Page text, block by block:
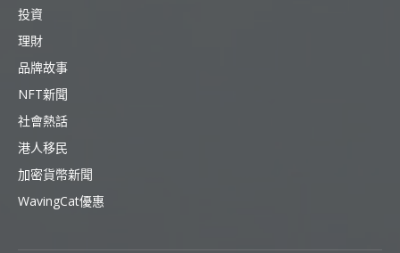
投資
理財
品牌故事
NFT新聞
社會熱話
港人移民
加密貨幣新聞
WavingCat優惠